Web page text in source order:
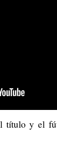
título y el